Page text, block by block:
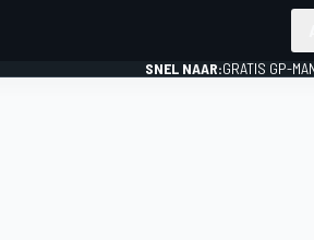
SNEL NAAR:GRATIS GP-